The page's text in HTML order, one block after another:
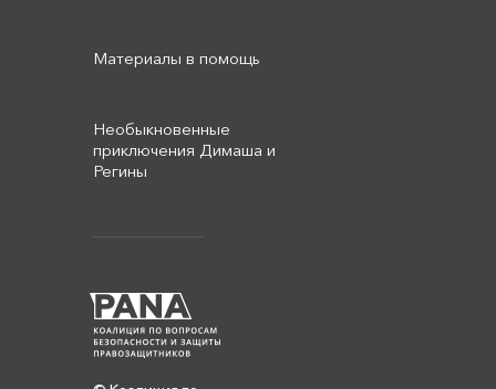
Материалы в помощь
Необыкновенные
приключения Димаша и
Регины